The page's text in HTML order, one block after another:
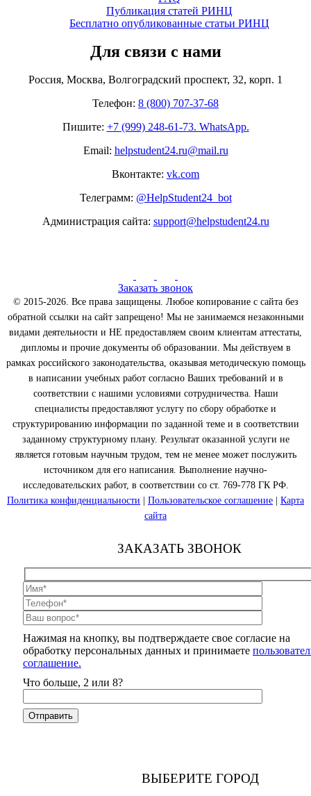
Публикация статей РИНЦ
Бесплатно опубликованные статьи РИНЦ
Для связи с нами
Россия, Москва, Волгоградский проспект, 32, корп. 1
Телефон: 8 (800) 707-37-68
Пишите: +7 (999) 248-61-73. WhatsApp.
Email: helpstudent24.ru@mail.ru
Вконтакте: vk.com
Телеграмм: @HelpStudent24_bot
Администрация сайта: support@helpstudent24.ru
Заказать звонок
© 2015-2026. Все права защищены. Любое копирование с сайта без
обратной ссылки на сайт запрещено! Мы не занимаемся незаконными
видами деятельности и НЕ предоставляем своим клиентам аттестаты,
дипломы и прочие документы об образовании. Мы действуем в
рамках российского законодательства, оказывая методическую помощь
в написании учебных работ согласно Ваших требований и в
соответствии с нашими условиями сотрудничества. Наши
специалисты предоставляют услугу по сбору обработке и
структурированию информации по заданной теме и в соответствии
заданному структурному плану. Результат оказанной услуги не
является готовым научным трудом, тем не менее может послужить
источником для его написания. Выполнение научно-
исследовательских работ, в соответствии со ст. 769-778 ГК РФ.
Политика конфиденциальности
Пользовательское соглашение
Карта
сайта
ЗАКАЗАТЬ ЗВОНОК
Нажимая на кнопку, вы подтверждаете свое согласие на
обработку персональных данных и принимаете
соглашение.
Что больше, 2 или 8?
ВЫБЕРИТЕ ГОРОД